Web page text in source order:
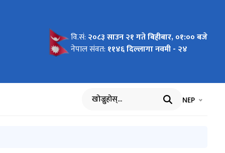
सूचना वि.सं: २०८३ साउन २१ गते बिहीबार, ०१:०० बजे
नेपाल संवत: ११४६ दिल्लागा नवमी - २४
खोज्नुहोस् भाषा चयन
NEP